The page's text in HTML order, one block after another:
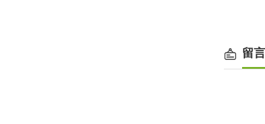
留